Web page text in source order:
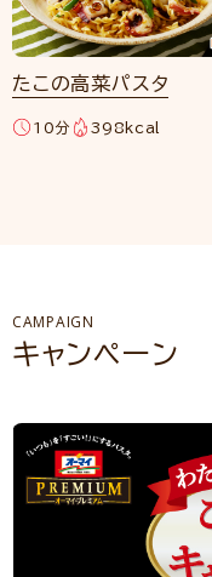
たこの高菜パスタ
10分 398kcal
CAMPAIGN
キャンペーン